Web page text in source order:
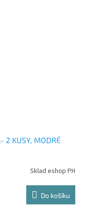
2 KUSY, MODRÉ
Sklad eshop PH
Do košíku